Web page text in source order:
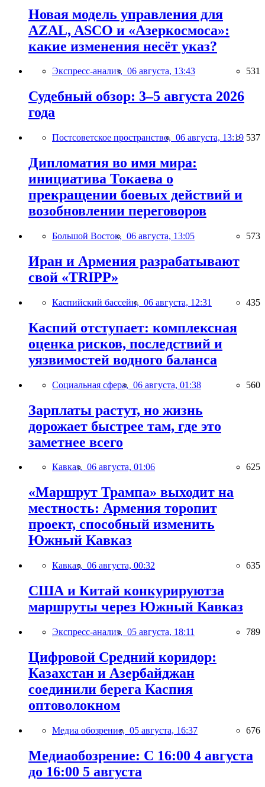
Новая модель управления для
AZAL, ASCO и «Азеркосмоса»:
какие изменения несёт указ?
Экспресс-анализ, 06 августа, 13:43 531
Судебный обзор: 3–5 августа 2026
года
Постсоветское пространство, 06 августа, 13:19 537
Дипломатия во имя мира:
инициатива Токаева о
прекращении боевых действий и
возобновлении переговоров
Большой Восток, 06 августа, 13:05 573
Иран и Армения разрабатывают
свой «TRIPP»
Каспийский бассейн, 06 августа, 12:31 435
Каспий отступает: комплексная
оценка рисков, последствий и
уязвимостей водного баланса
Социальная сфера, 06 августа, 01:38 560
Зарплаты растут, но жизнь
дорожает быстрее там, где это
заметнее всего
Кавказ, 06 августа, 01:06 625
«Маршрут Трампа» выходит на
местность: Армения торопит
проект, способный изменить
Южный Кавказ
Кавказ, 06 августа, 00:32 635
США и Китай конкурируютза
маршруты через Южный Кавказ
Экспресс-анализ, 05 августа, 18:11 789
Цифровой Средний коридор:
Казахстан и Азербайджан
соединили берега Каспия
оптоволокном
Медиа обозрение, 05 августа, 16:37 676
Медиаобозрение: С 16:00 4 августа
до 16:00 5 августа